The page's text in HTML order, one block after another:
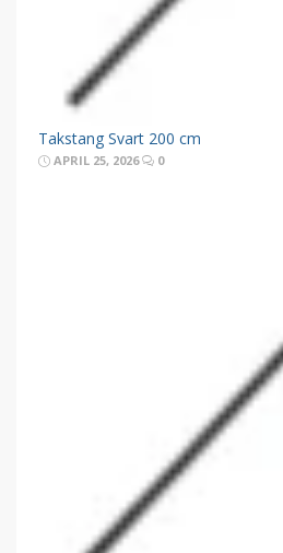
Takstang Svart 200 cm
APRIL 25, 2026 0